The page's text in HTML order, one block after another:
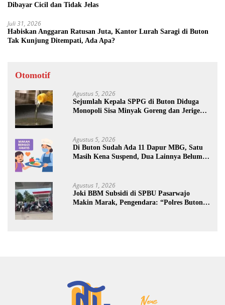
Dibayar Cicil dan Tidak Jelas
Juli 31, 2026
Habiskan Anggaran Ratusan Juta, Kantor Lurah Saragi di Buton
Tak Kunjung Ditempati, Ada Apa?
Otomotif
Agustus 5, 2026
Sejumlah Kepala SPPG di Buton Diduga
Monopoli Sisa Minyak Goreng dan Jerigen
Agustus 5, 2026
Di Buton Sudah Ada 11 Dapur MBG, Satu
Masih Kena Suspend, Dua Lainnya Belum
Agustus 1, 2026
Joki BBM Subsidi di SPBU Pasarwajo
Makin Marak, Pengendara: “Polres Buton